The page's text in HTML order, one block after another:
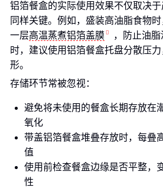
铝箔餐盒的实际使用效果不仅取决
同样关键。例如，盛装高油脂食物
一层高温蒸煮铝箔盖膜
，防止油
时，建议使用铝箔餐盒托盘分散压
形。
存储环节常被忽视：
避免将未使用的餐盒长期存放在
氧化
带盖铝箔餐盒堆叠存放时，每叠
值
使用前检查餐盒边缘是否平整，
性